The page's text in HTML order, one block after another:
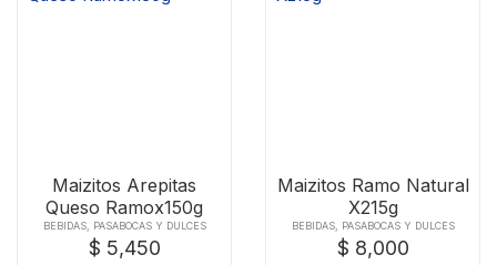
Maizitos Arepitas
Queso Ramox150g
BEBIDAS, PASABOCAS Y DULCES
$ 5,450
Maizitos Ramo Natural
X215g
BEBIDAS, PASABOCAS Y DULCES
$ 8,000